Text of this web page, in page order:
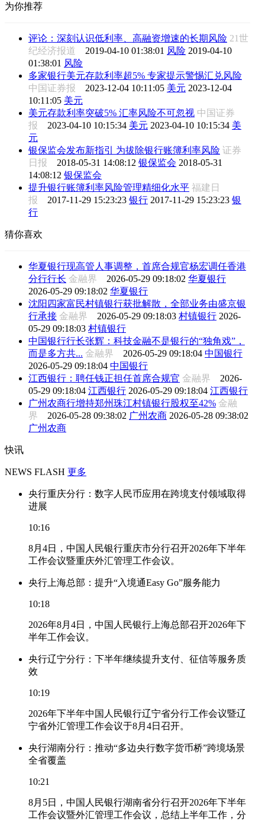
为你推荐
评论：深刻认识低利率、高融资增速的长期风险 21世
纪经济报道 2019-04-10 01:38:01 风险 2019-04-10
01:38:01 风险
多家银行美元存款利率超5% 专家提示警惕汇兑风险
中国证券报 2023-12-04 10:11:05 美元 2023-12-04
10:11:05 美元
美元存款利率突破5% 汇率风险不可忽视 中国证券
报 2023-04-10 10:15:34 美元 2023-04-10 10:15:34 美
元
银保监会发布新指引 为拔除银行账簿利率风险 证券
日报 2018-05-31 14:08:12 银保监会 2018-05-31
14:08:12 银保监会
提升银行账簿利率风险管理精细化水平 福建日
报 2017-11-29 15:23:23 银行 2017-11-29 15:23:23 银
行
猜你喜欢
华夏银行现高管人事调整，首席合规官杨宏调任香港
分行行长 金融界 2026-05-29 09:18:02 华夏银行
2026-05-29 09:18:02 华夏银行
沈阳四家富民村镇银行获批解散，全部业务由盛京银
行承接 金融界 2026-05-29 09:18:03 村镇银行 2026-
05-29 09:18:03 村镇银行
中国银行行长张辉：科技金融不是银行的“独角戏”，
而是多方共... 金融界 2026-05-29 09:18:04 中国银行
2026-05-29 09:18:04 中国银行
江西银行：聘任钱正担任首席合规官 金融界 2026-
05-29 09:18:04 江西银行 2026-05-29 09:18:04 江西银行
广州农商行增持郑州珠江村镇银行股权至42% 金融
界 2026-05-28 09:38:02 广州农商 2026-05-28 09:38:02
广州农商
快讯
NEWS FLASH 更多
央行重庆分行：数字人民币应用在跨境支付领域取得
进展
10:16
8月4日，中国人民银行重庆市分行召开2026年下半年
工作会议暨重庆外汇管理工作会议。
央行上海总部：提升“入境通Easy Go”服务能力
10:18
2026年8月4日，中国人民银行上海总部召开2026年下
半年工作会议。
央行辽宁分行：下半年继续提升支付、征信等服务质
效
10:19
2026年下半年中国人民银行辽宁省分行工作会议暨辽
宁省外汇管理工作会议于8月4日召开。
央行湖南分行：推动“多边央行数字货币桥”跨境场景
全省覆盖
10:21
8月5日，中国人民银行湖南省分行召开2026年下半年
工作会议暨外汇管理工作会议，总结上半年工作，分